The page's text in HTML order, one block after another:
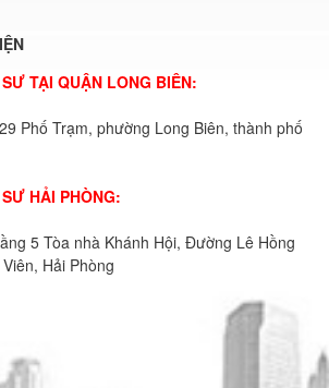
TẠI QUẬN LONG BIÊN:
Phố Trạm, phường Long Biên, thành phố
HẢI PHÒNG:
5 Tòa nhà Khánh Hội, Đường Lê Hồng
Hải Phòng